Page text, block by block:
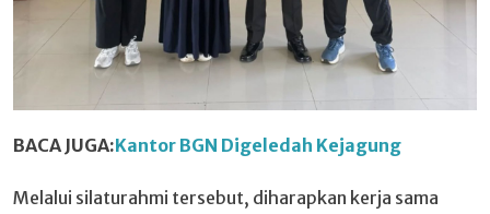
BACA JUGA:Kantor BGN Digeledah Kejagung
Melalui silaturahmi tersebut, diharapkan kerja sama